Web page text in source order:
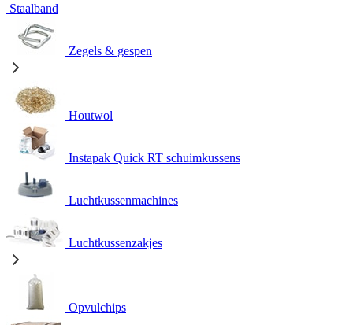
Staalband
Zegels & gespen
Houtwol
Instapak Quick RT schuimkussens
Luchtkussenmachines
Luchtkussenzakjes
Opvulchips